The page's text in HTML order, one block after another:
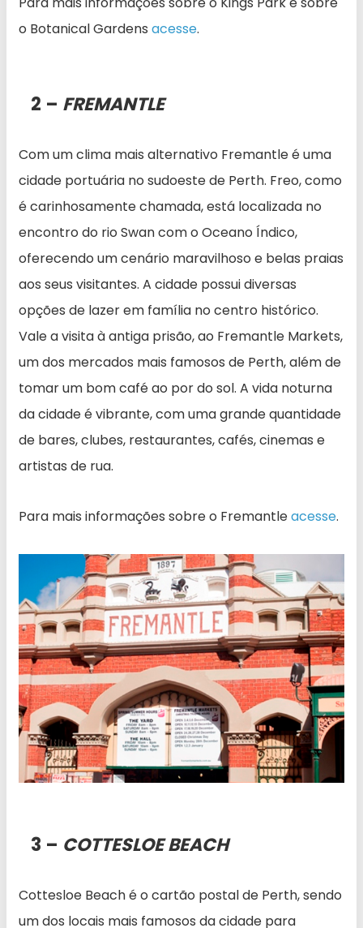
o Botanical Gardens acesse.
2 – FREMANTLE
Com um clima mais alternativo Fremantle é uma
cidade portuária no sudoeste de Perth. Freo, como
é carinhosamente chamada, está localizada no
encontro do rio Swan com o Oceano Índico,
oferecendo um cenário maravilhoso e belas praias
aos seus visitantes. A cidade possui diversas
opções de lazer em família no centro histórico.
Vale a visita à antiga prisão, ao Fremantle Markets,
um dos mercados mais famosos de Perth, além de
tomar um bom café ao por do sol. A vida noturna
da cidade é vibrante, com uma grande quantidade
de bares, clubes, restaurantes, cafés, cinemas e
artistas de rua.
Para mais informações sobre o Fremantleacesse.
3 – COTTESLOE BEACH
Cottesloe Beach é o cartão postal de Perth, sendo
um dos locais mais famosos da cidade para